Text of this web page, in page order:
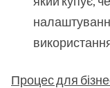
Процес для